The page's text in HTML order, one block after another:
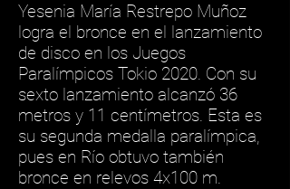
Yesenia María Restrepo Muñoz
logra el bronce en el lanzamiento
de disco en los Juegos
Paralímpicos Tokio 2020. Con su
sexto lanzamiento alcanzó 36
metros y 11 centímetros. Esta es
su segunda medalla paralímpica,
pues en Río obtuvo también
bronce en relevos 4x100 m.